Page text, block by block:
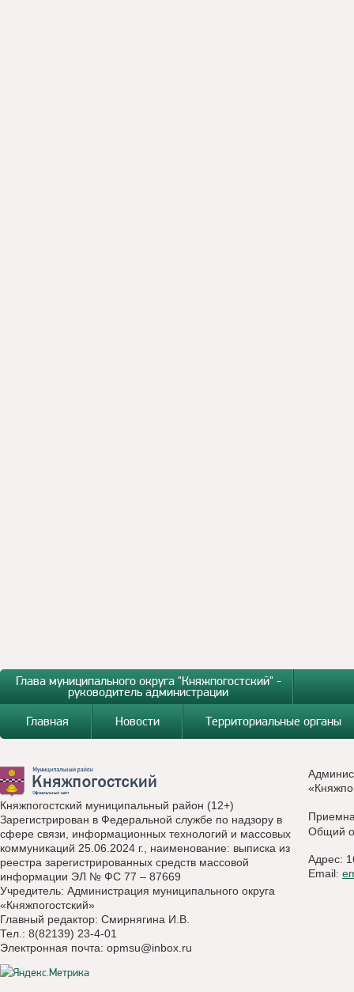
Глава муниципального округа "Княжпогостский" -
руководитель администрации
Главная
Новости Территориальные органы
Княжпогостский муниципальный район (12+)
Зарегистрирован в Федеральной службе по надзору в
сфере связи, информационных технологий и массовых
коммуникаций 25.06.2024 г., наименование: выписка из
реестра зарегистрированных средств массовой
информации ЭЛ № ФС 77 – 87669
Учредитель: Администрация муниципального округа
«Княжпогостский»
Главный редактор: Смирнягина И.В.
Тел.: 8(82139) 23-4-01
Электронная почта: opmsu@inbox.ru
Общий
Адрес:
Email: